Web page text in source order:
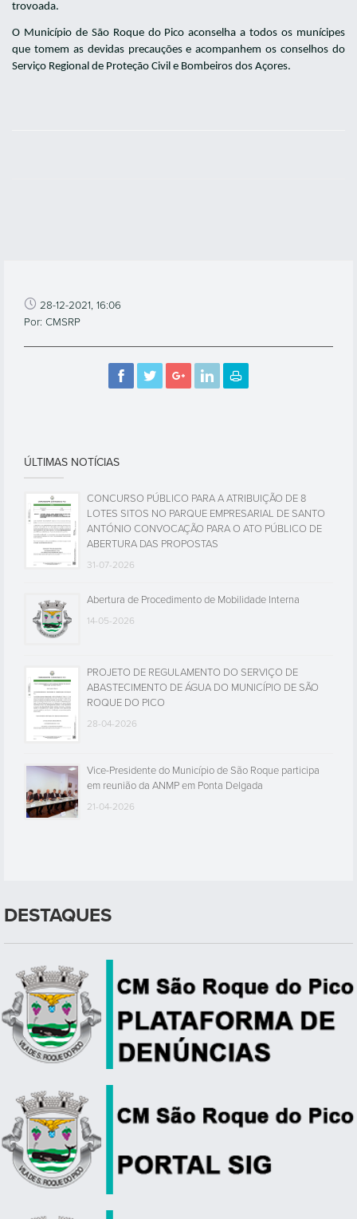
trovoada.
O Município de São Roque do Pico aconselha a todos os munícipes
que tomem as devidas precauções e acompanhem os conselhos do
Serviço Regional de Proteção Civil e Bombeiros dos Açores.
28-12-2021, 16:06
Por: CMSRP
ÚLTIMAS NOTÍCIAS
CONCURSO PÚBLICO PARA A ATRIBUIÇÃO DE 8
LOTES SITOS NO PARQUE EMPRESARIAL DE SANTO
ANTÓNIO CONVOCAÇÃO PARA O ATO PÚBLICO DE
ABERTURA DAS PROPOSTAS
31-07-2026
Abertura de Procedimento de Mobilidade Interna
14-05-2026
PROJETO DE REGULAMENTO DO SERVIÇO DE
ABASTECIMENTO DE ÁGUA DO MUNICÍPIO DE SÃO
ROQUE DO PICO
28-04-2026
Vice-Presidente do Município de São Roque participa
em reunião da ANMP em Ponta Delgada
21-04-2026
DESTAQUES